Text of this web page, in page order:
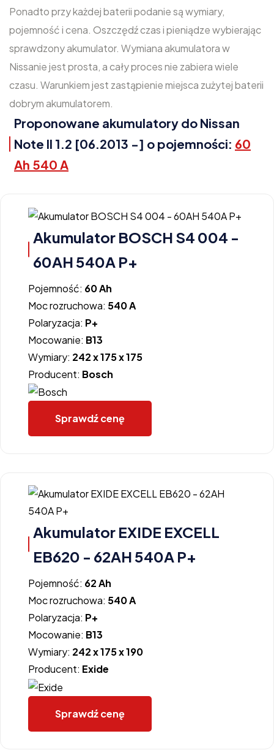
Ponadto przy każdej baterii podanie są wymiary,
pojemność i cena. Oszczędź czas i pieniądze wybierając
sprawdzony akumulator. Wymiana akumulatora w
Nissanie jest prosta, a cały proces nie zabiera wiele
czasu. Warunkiem jest zastąpienie miejsca zużytej baterii
dobrym akumulatorem.
Proponowane akumulatory do Nissan
Note II 1.2 [06.2013 -] o pojemności: 60
Ah 540 A
Akumulator BOSCH S4 004 -
60AH 540A P+
Pojemność: 60 Ah
Moc rozruchowa: 540 A
Polaryzacja: P+
Mocowanie: B13
Wymiary: 242 x 175 x 175
Producent: Bosch
Sprawdź cenę
Akumulator EXIDE EXCELL
EB620 - 62AH 540A P+
Pojemność: 62 Ah
Moc rozruchowa: 540 A
Polaryzacja: P+
Mocowanie: B13
Wymiary: 242 x 175 x 190
Producent: Exide
Sprawdź cenę